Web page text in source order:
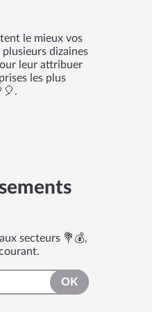
le mieux vos
dizaines
leur attribuer
les plus
secteurs 💐💰,
OK